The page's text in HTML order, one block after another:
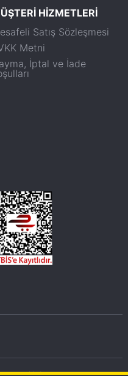
HİZMETLERİ
Satış Sözleşmesi
Metni
İptal ve İade